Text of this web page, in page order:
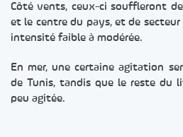
Côté vents, ceux-ci souffleront
et le centre du pays, et de secteur
intensité faible à modérée.
En mer, une certaine agitation
de Tunis, tandis que le reste du
peu agitée.